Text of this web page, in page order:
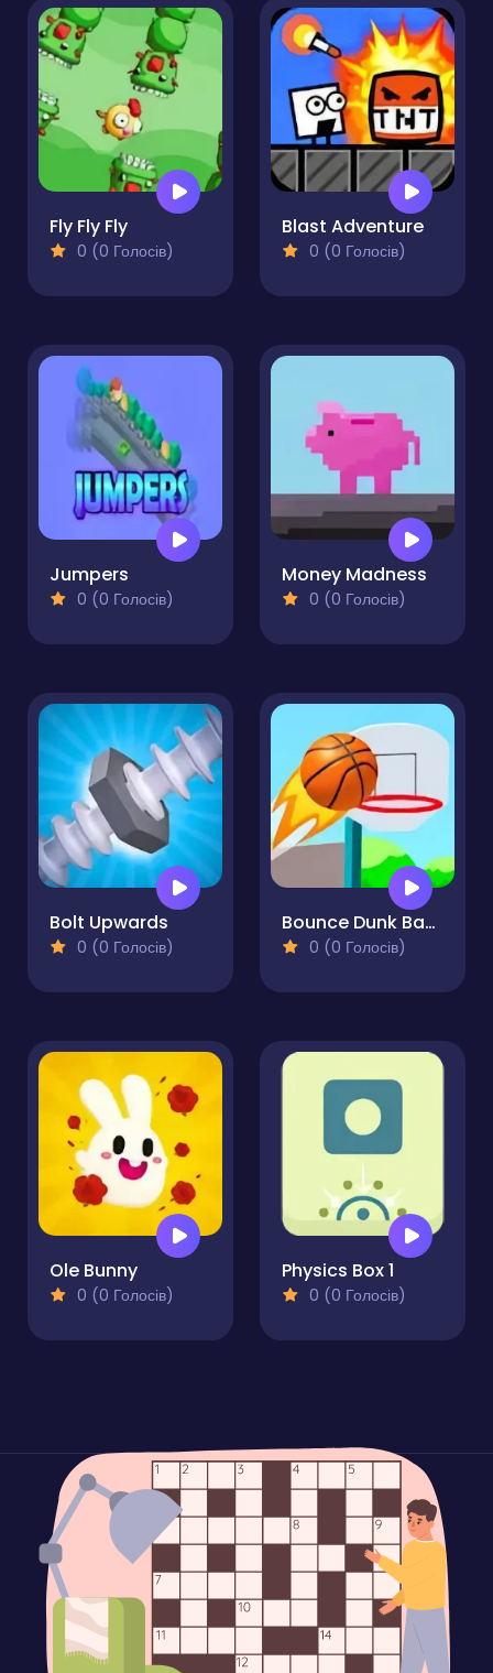
Fly Fly Fly
0 (0 Голосів)
Blast Adventure
0 (0 Голосів)
Jumpers
0 (0 Голосів)
Money Madness
0 (0 Голосів)
Bolt Upwards
0 (0 Голосів)
Bounce Dunk Basketball
0 (0 Голосів)
Ole Bunny
0 (0 Голосів)
Physics Box 1
0 (0 Голосів)